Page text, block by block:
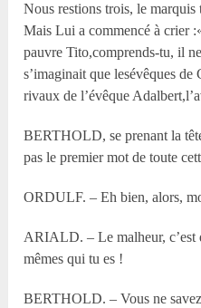
Nous restions trois, le marquis
Mais Lui a commencé à crier
pauvre Tito,comprends-tu, il
s’imaginait que lesévêques
rivaux de l’évêque
BERTHOLD, se prenant la
pas le premier mot de toute
ORDULF. – Eh bien, alors,
ARIALD. – Le malheur, c’est
mêmes qui tu es !
BERTHOLD. – Vous ne